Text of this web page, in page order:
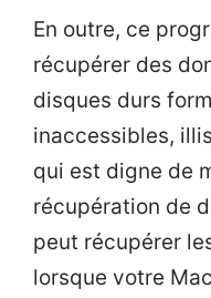
En outre, ce
récupérer des
disques durs
inaccessibles,
qui est digne de
récupération de
peut récupérer
lorsque votre